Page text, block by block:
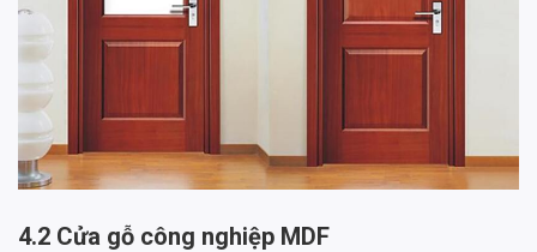
4.2 Cửa gỗ công nghiệp MDF